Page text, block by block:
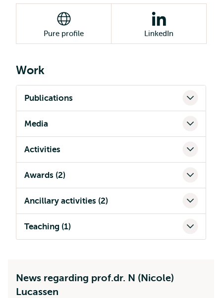
Pure profile LinkedIn
Work
Publications
Media
Activities
Awards (2)
Ancillary activities (2)
Teaching (1)
News regarding prof.dr. N (Nicole)
Lucassen